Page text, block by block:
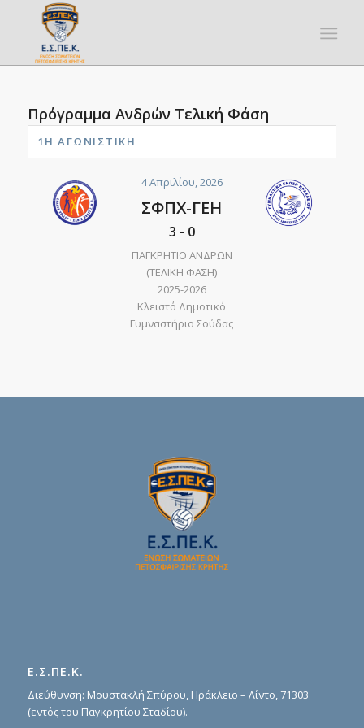
Πρόγραμμα Ανδρών Τελική Φάση
1Η ΑΓΩΝΙΣΤΙΚΉ
4 Απριλίου, 2026
ΣΦΠΧ-ΓΕΗ
3 - 0
ΠΑΓΚΡΗΤΙΟ ΑΝΔΡΩΝ
(ΤΕΛΙΚΗ ΦΑΣΗ)
2025-2026
Κλειστό Δημοτικό
Γυμναστήριο Σούδας
Ε.Σ.ΠΕ.Κ.
Διεύθυνση: Μουστακλή Σπύρου, Ηράκλειο – Λίντο, 71303
(εντός του Παγκρητίου Σταδίου).